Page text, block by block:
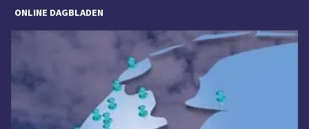
ONLINE DAGBLADEN